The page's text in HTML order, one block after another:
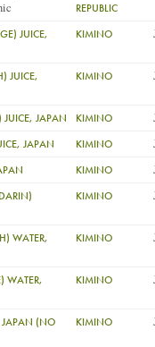
REPUBLIC
JUICE,
KIMINO
JUICE,
KIMINO
JAPAN KIMINO
JAPAN KIMINO
KIMINO
KIMINO
WATER,
KIMINO
WATER,
KIMINO
JAPAN (NO
KIMINO